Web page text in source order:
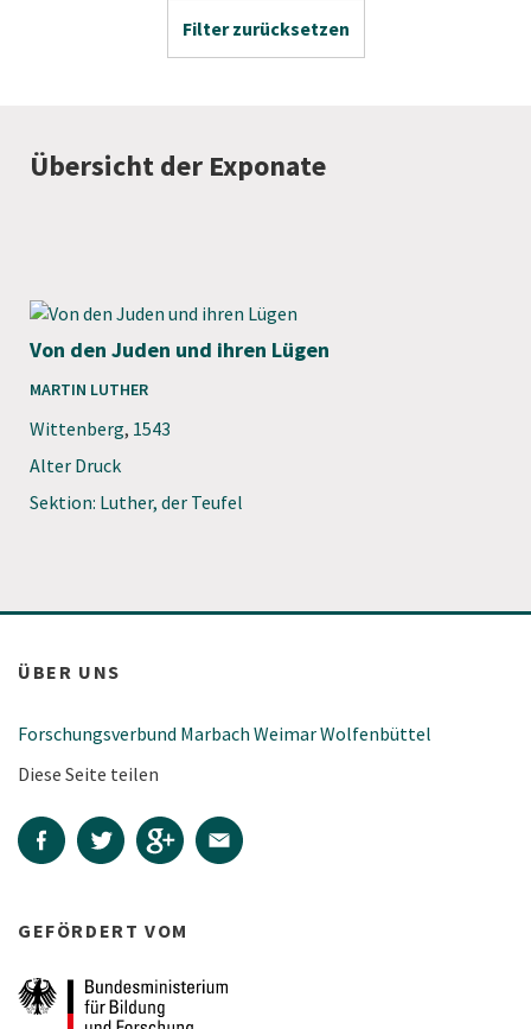
Filter zurücksetzen
Übersicht der Exponate
Von den Juden und ihren Lügen
MARTIN LUTHER
Wittenberg, 1543
Alter Druck
Sektion: Luther, der Teufel
ÜBER UNS
Forschungsverbund Marbach Weimar Wolfenbüttel
Diese Seite teilen
GEFÖRDERT VOM